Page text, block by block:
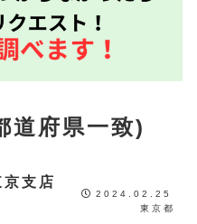
道府県一致)
支店
2024.02.25
東京都